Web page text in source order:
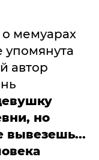
мемуарах
упомянута
автор
но
вывезешь...